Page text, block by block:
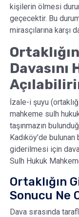
kişilerin ölmesi
geçecektir. Bu
mirasçılarına karşı
Davasını
İzale-i şuyu
mahkeme sulh
taşınmazın
Kadıköy’de
giderilmesi için
Sulh Hukuk
Ortaklığın
Sonucu Ne
Dava sırasında